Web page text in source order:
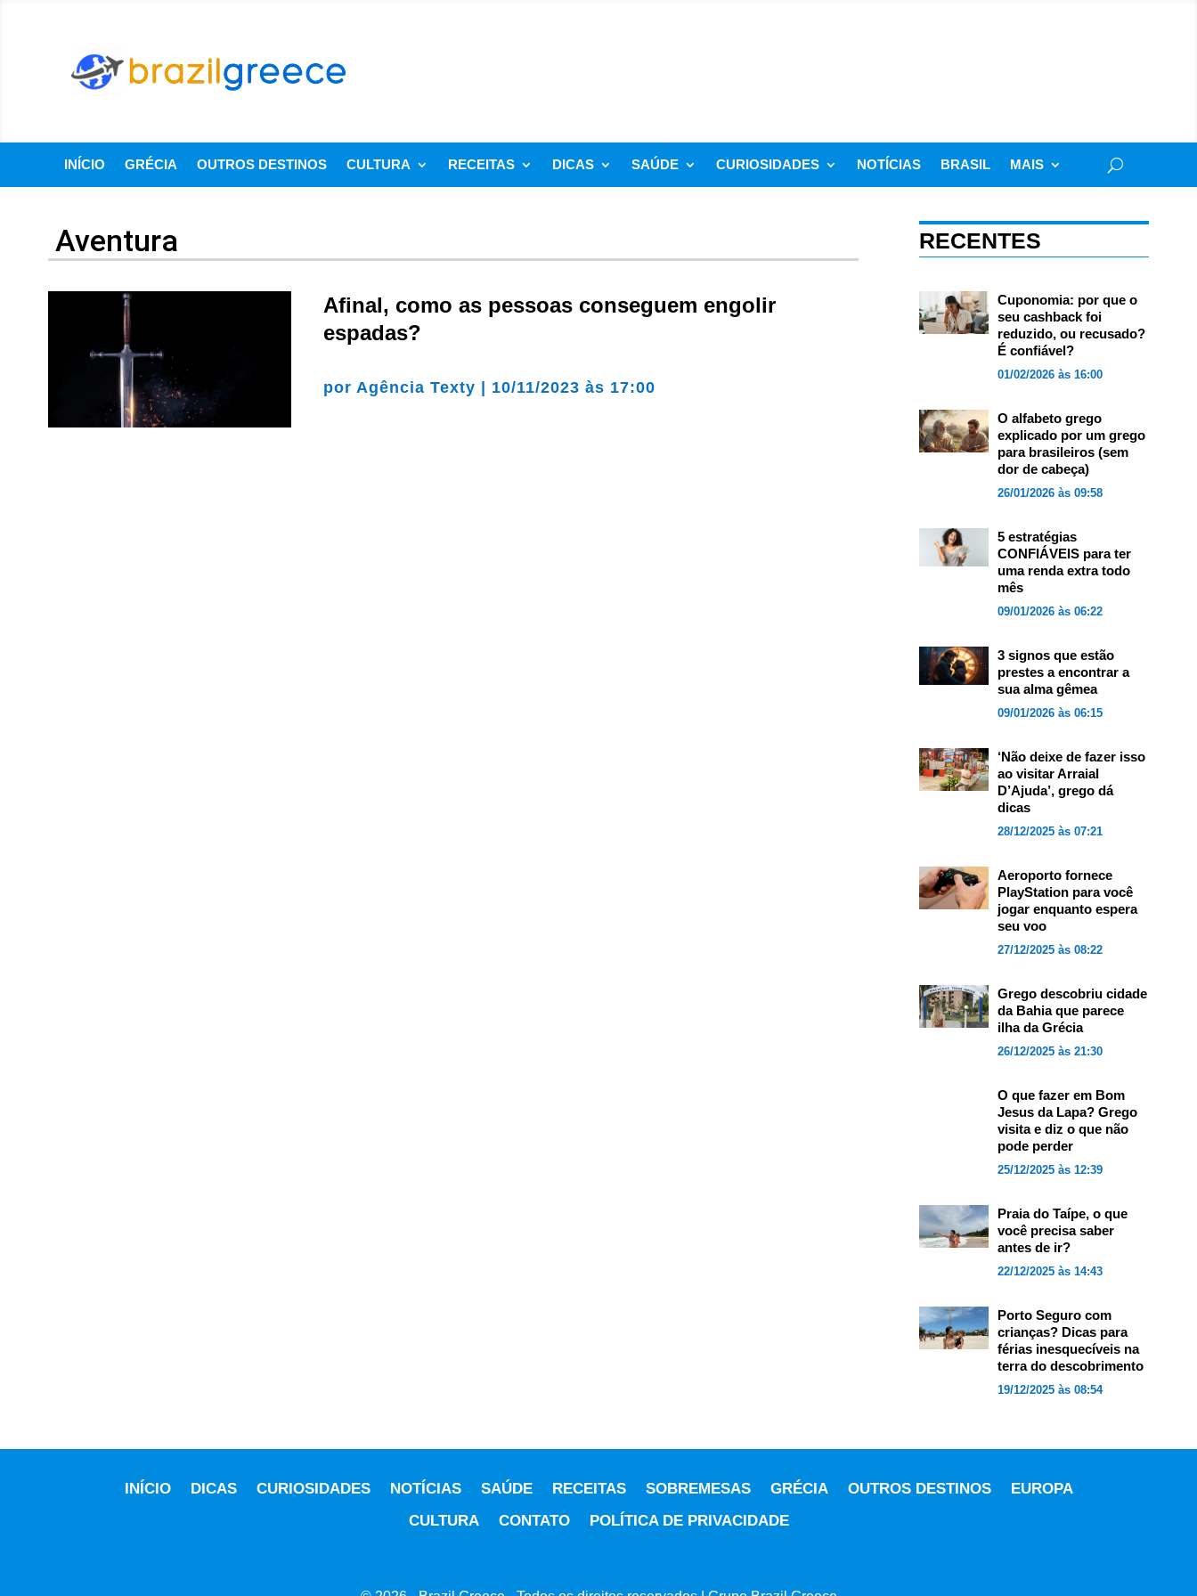
INÍCIO GRÉCIA OUTROS DESTINOS CULTURA RECEITAS DICAS SAÚDE CURIOSIDADES NOTÍCIAS BRASIL MAIS
Aventura
Afinal, como as pessoas conseguem engolir
espadas?
por Agência Texty | 10/11/2023 às 17:00
RECENTES
Cuponomia: por que o
seu cashback foi
reduzido, ou recusado?
É confiável?
01/02/2026 às 16:00
O alfabeto grego
explicado por um grego
para brasileiros (sem
dor de cabeça)
26/01/2026 às 09:58
5 estratégias
CONFIÁVEIS para ter
uma renda extra todo
mês
09/01/2026 às 06:22
3 signos que estão
prestes a encontrar a
sua alma gêmea
09/01/2026 às 06:15
‘Não deixe de fazer isso
ao visitar Arraial
D’Ajuda’, grego dá
dicas
28/12/2025 às 07:21
Aeroporto fornece
PlayStation para você
jogar enquanto espera
seu voo
27/12/2025 às 08:22
Grego descobriu cidade
da Bahia que parece
ilha da Grécia
26/12/2025 às 21:30
O que fazer em Bom
Jesus da Lapa? Grego
visita e diz o que não
pode perder
25/12/2025 às 12:39
Praia do Taípe, o que
você precisa saber
antes de ir?
22/12/2025 às 14:43
Porto Seguro com
crianças? Dicas para
férias inesquecíveis na
terra do descobrimento
19/12/2025 às 08:54
INÍCIO DICAS CURIOSIDADES NOTÍCIAS SAÚDE RECEITAS SOBREMESAS GRÉCIA OUTROS DESTINOS
EUROPA
CULTURA
CONTATO POLÍTICA DE PRIVACIDADE